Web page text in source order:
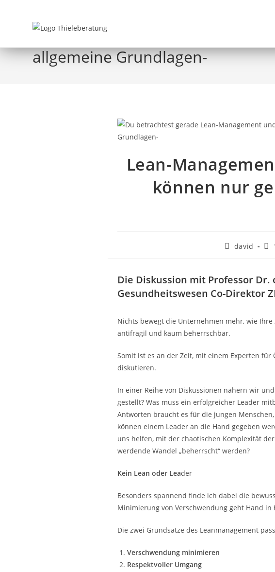
Lean-Management und
allgemeine Grundlagen-
Lean-
können nur
david
Die Diskussion mit Professor
Gesundheitswesen Co-Direktor
Nichts bewegt die Unternehmen mehr, wie
antifragil und kaum beherrschbar.
Somit ist es an der Zeit, mit einem Experten
diskutieren.
In einer Reihe von Diskussionen nähern wir
gestellt? Was muss ein erfolgreicher Leader
Antworten braucht es für die jungen
können einem Leader an die Hand gegeben
uns helfen, mit der chaotischen Komplexität
werdende Wandel „beherrscht“ werden?
Kein Lean oder Leader
Besonders spannend finde ich dabei die
Minimierung von Verschwendung geht Hand
Die zwei Grundsätze des Leanmanagement
Verschwendung minimieren
Respektvoller Umgang